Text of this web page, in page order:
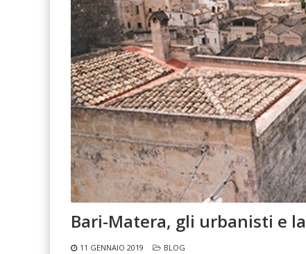
Bari-Matera, gli urbanisti e
11 GENNAIO 2019 BLOG